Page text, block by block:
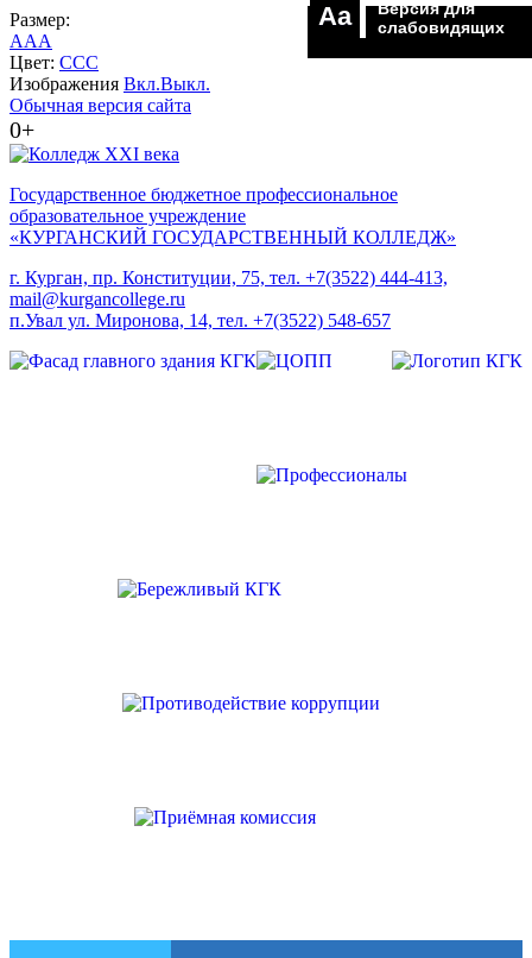
Размер:
AAA
Цвет: CCC
Изображения Вкл.Выкл.
Обычная версия сайта
0+
Aa
Версия для
слабовидящих
Государственное бюджетное профессиональное
образовательное учреждение
«КУРГАНСКИЙ ГОСУДАРСТВЕННЫЙ КОЛЛЕДЖ»
г. Курган, пр. Конституции, 75, тел. +7(3522) 444-413,
mail@kurgancollege.ru
п.Увал ул. Миронова, 14, тел. +7(3522) 548-657